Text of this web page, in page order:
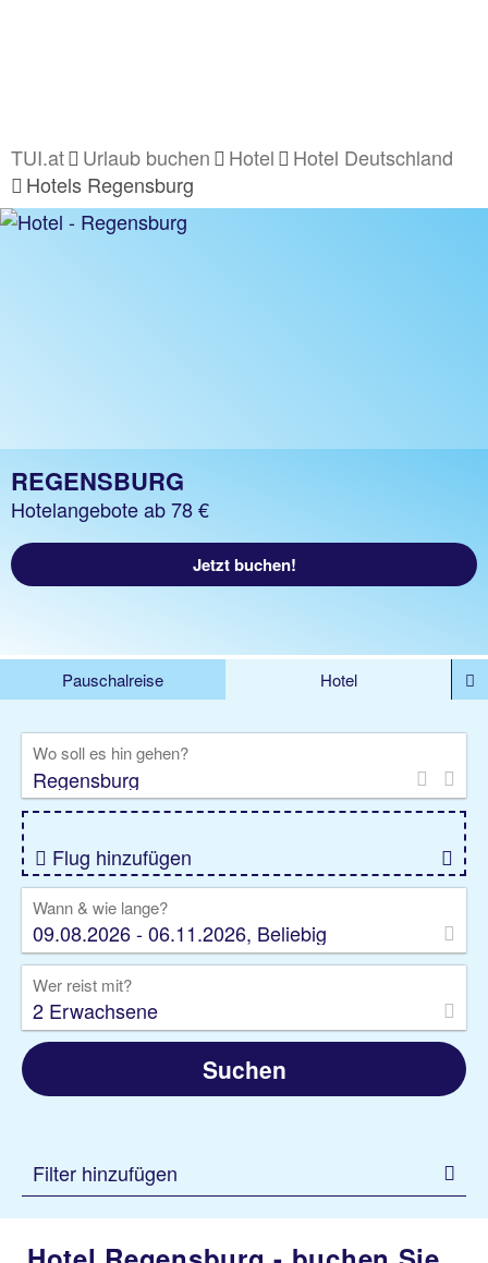
TUI.at Urlaub buchen Hotel
Hotel Deutschland
Hotels Regensburg
REGENSBURG
Hotelangebote ab 78 €
Jetzt buchen!
Pauschalreise
Hotel
Rundreise
Kreuzfahrt
Gruppenreise
Camper Privattransfer
Wo soll es hin gehen?
Flug hinzufügen
Wann & wie lange?
09.08.2026 - 06.11.2026, Beliebig
Wer reist mit?
2 Erwachsene
Suchen
Filter hinzufügen